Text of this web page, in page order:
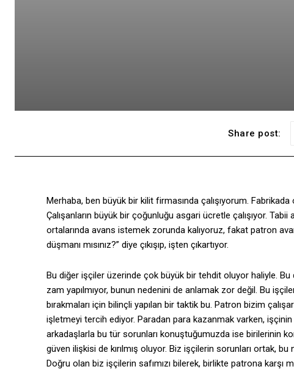
Share post:
Merhaba, ben büyük bir kilit firmasında çalışıyorum.
Çalışanların büyük bir çoğunluğu asgari ücretle çalışıyor.
ortalarında avans istemek zorunda kalıyoruz, fakat patron
düşmanı mısınız?” diye çıkışıp, işten çıkartıyor.
Bu diğer işçiler üzerinde çok büyük bir tehdit oluyor haliyle.
zam yapılmıyor, bunun nedenini de anlamak zor değil. Bu
bırakmaları için bilinçli yapılan bir taktik bu. Patron bizim
işletmeyi tercih ediyor. Paradan para kazanmak varken,
arkadaşlarla bu tür sorunları konuştuğumuzda ise birilerinin
güven ilişkisi de kırılmış oluyor. Biz işçilerin sorunları ortak,
Doğru olan biz işçilerin safımızı bilerek, birlikte patrona